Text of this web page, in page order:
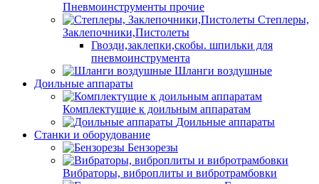
Пневмоинструменты прочие
Степлеры,
Заклепочники,Пистолеты
Гвозди,заклепки,скобы. шпильки для
пневмоинструмента
Шланги воздушные
Доильные аппараты
Комплектущие к доильным аппаратам
Доильные аппараты
Станки и оборудование
Бензорезы
Вибраторы, виброплиты и вибротрамбовки